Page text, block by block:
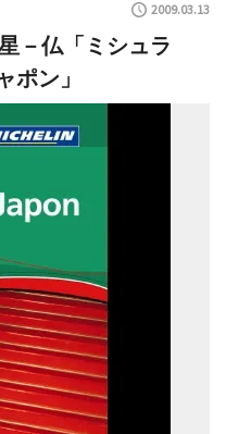
2009.03.13
－仏「ミシュラ
ポン」